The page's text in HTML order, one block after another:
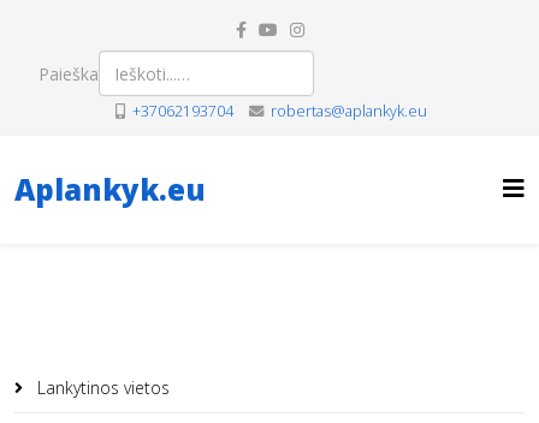
Paieška
+37062193704 robertas@aplankyk.eu
Aplankyk.eu
Lankytinos vietos